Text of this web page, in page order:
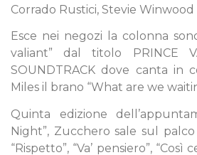
Corrado Rustici, Stevie
Esce nei negozi la colonna
valiant” dal titolo PRINCE
SOUNDTRACK dove canta in
Miles il brano “What are we
Quinta edizione
Night”, Zucchero sale sul
“Rispetto”, “Va’ pensiero”, “Così